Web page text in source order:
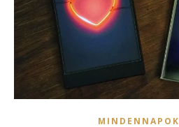
MINDENNAPOK